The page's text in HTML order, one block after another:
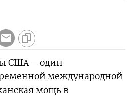
США – один
международной
мощь в